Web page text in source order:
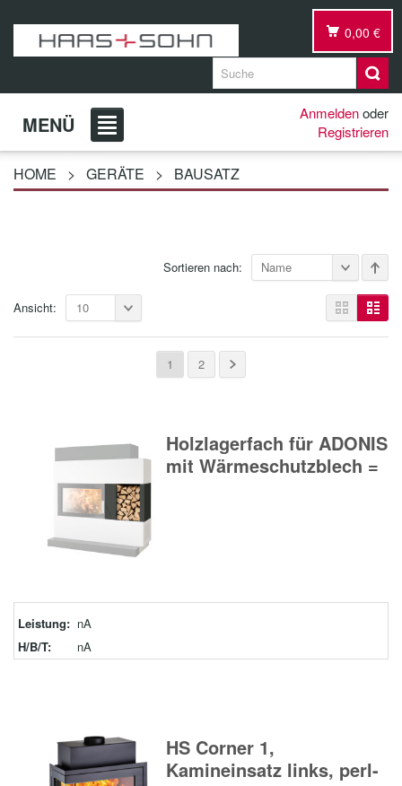
0,00 €
MENÜ Anmeldenoder
Registrieren
HOME > GERÄTE > BAUSATZ
Sortieren nach: Name
1 2
Ansicht: 10
Holzlagerfach für ADONIS
mit Wärmeschutzblech =
Leistung: nA
H/B/T:
nA
HS Corner 1,
Kamineinsatz links, perl-